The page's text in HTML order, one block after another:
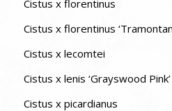
Cistus x florentinus
Cistus x florentinus
Cistus x lecomtei
Cistus x lenis ‘Grayswood Pink’
Cistus x picardianus